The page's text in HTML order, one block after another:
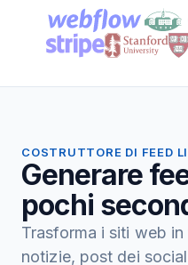
COSTRUTTORE DI FEED
Generare
pochi
Trasforma i siti web
notizie, post dei